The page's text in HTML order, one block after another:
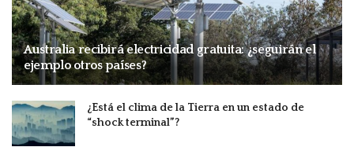
Australia recibirá electricidad gratuita: ¿seguirán el
ejemplo otros países?
¿Está el clima de la Tierra en un estado de
“shock terminal”?